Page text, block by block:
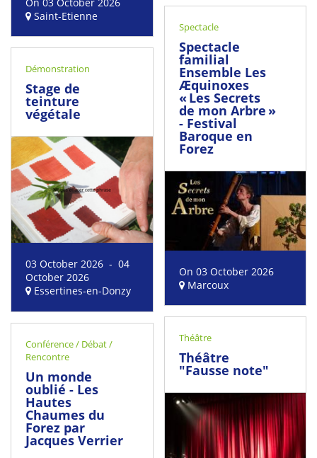
Saint-Etienne
Spectacle
Spectacle
familial
Ensemble Les
Æquinoxes
« Les Secrets
de mon Arbre »
- Festival
Baroque en
Forez
On 03 October 2026
Marcoux
Démonstration
Stage de
teinture
végétale
03 October 2026 - 04
October 2026
Essertines-en-Donzy
Théâtre
Théâtre
"Fausse note"
Conférence / Débat /
Rencontre
Un monde
oublié - Les
Hautes
Chaumes du
Forez par
Jacques Verrier